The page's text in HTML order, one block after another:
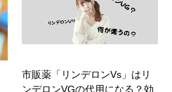
市販薬「リンデロンVs」はリ
ンデロンVGの代用になる？効